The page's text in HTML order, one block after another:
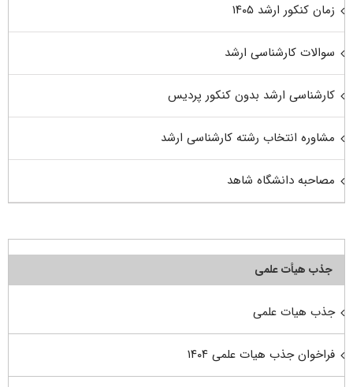
زمان کنکور ارشد ۱۴۰۵
سوالات کارشناسی ارشد
کارشناسی ارشد بدون کنکور پردیس
مشاوره انتخاب رشته کارشناسی ارشد
مصاحبه دانشگاه شاهد
جذب هیأت علمی
جذب هیات علمی
فراخوان جذب هیات علمی ۱۴۰۴